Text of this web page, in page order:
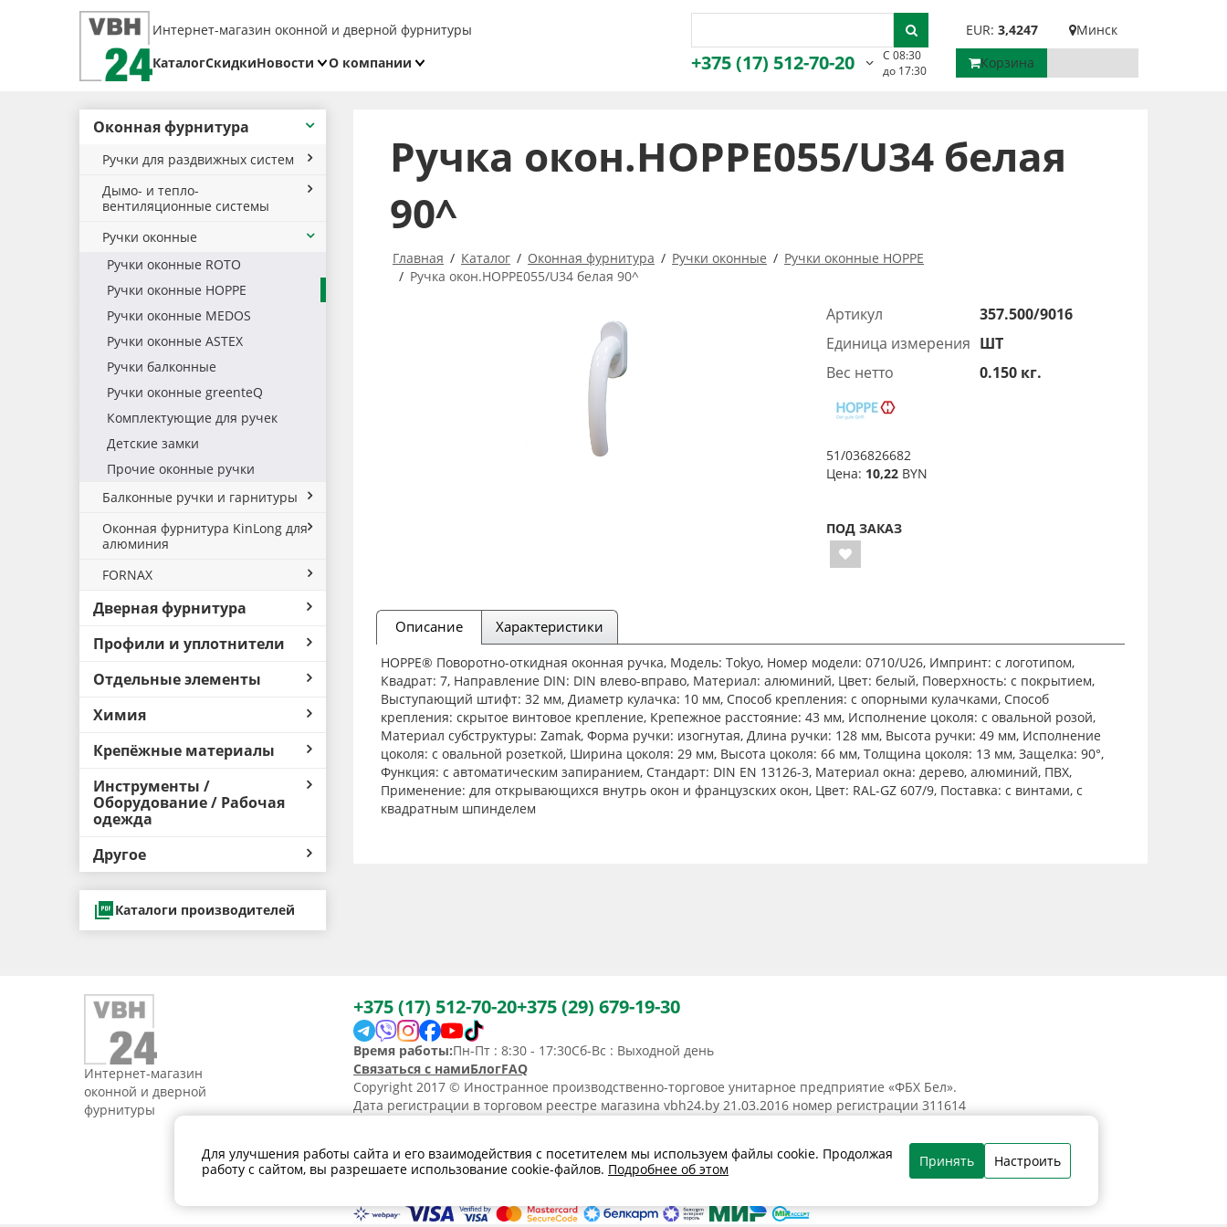
Интернет-магазин оконной и дверной фурнитуры EUR: 3,4247
Минск
КаталогСкидкиНовости
О компании
Возврат
+375 (17) 512-70-20
С 08:30
до 17:30
Корзина
Оконная фурнитура
Ручки для раздвижных систем
Дымо- и тепло-
вентиляционные системы
Ручки оконные
Ручки оконные ROTO
Ручки оконные HOPPE
Ручки оконные MEDOS
Ручки оконные ASTEX
Ручки балконные
Ручки оконные greenteQ
Комплектующие для ручек
Детские замки
Прочие оконные ручки
Балконные ручки и гарнитуры
Оконная фурнитура KinLong для
алюминия
FORNAX
Дверная фурнитура
Профили и уплотнители
Отдельные элементы
Химия
Крепёжные материалы
Инструменты /
Оборудование / Рабочая
одежда
Другое
Каталоги производителей
Ручка окон.HOPPE055/U34 белая
90^
Главная Каталог Оконная фурнитура Ручки оконные
Ручки оконные HOPPE
Ручка окон.HOPPE055/U34 белая 90^
Артикул
357.500/9016
Единица измерения ШТ
Вес нетто
0.150 кг.
51/036826682
Цена: 10,22 BYN
ПОД ЗАКАЗ
Описание Характеристики
HOPPE® Поворотно-откидная оконная ручка, Модель: Tokyo, Номер модели: 0710/U26, Импринт: с логотипом,
Квадрат: 7, Направление DIN: DIN влево-вправо, Материал: алюминий, Цвет: белый, Поверхность: с покрытием,
Выступающий штифт: 32 мм, Диаметр кулачка: 10 мм, Способ крепления: с опорными кулачками, Способ
крепления: скрытое винтовое крепление, Крепежное расстояние: 43 мм, Исполнение цоколя: с овальной розой,
Материал субструктуры: Zamak, Форма ручки: изогнутая, Длина ручки: 128 мм, Высота ручки: 49 мм, Исполнение
цоколя: с овальной розеткой, Ширина цоколя: 29 мм, Высота цоколя: 66 мм, Толщина цоколя: 13 мм, Защелка: 90°,
Функция: с автоматическим запиранием, Стандарт: DIN EN 13126-3, Материал окна: дерево, алюминий, ПВХ,
Применение: для открывающихся внутрь окон и французских окон, Цвет: RAL-GZ 607/9, Поставка: с винтами, с
квадратным шпинделем
Интернет-магазин
оконной и дверной
фурнитуры
+375 (17) 512-70-20+375 (29) 679-19-30
Время работы:Пн-Пт : 8:30 - 17:30Сб-Вс : Выходной день
Связаться с намиБлогFAQ
Copyright 2017 © Иностранное производственно-торговое унитарное предприятие «ФБХ Бел».
Дата регистрации в торговом реестре магазина vbh24.by 21.03.2016 номер регистрации 311614
Политика обработки
персональных данных
Политика в отношении
обработки cookies
Договор розничной
купли-продажи
Для улучшения работы сайта и его взаимодействия с посетителем мы используем файлы cookie. Продолжая
работу с сайтом, вы разрешаете использование cookie-файлов. Подробнее об этом Принять Настроить